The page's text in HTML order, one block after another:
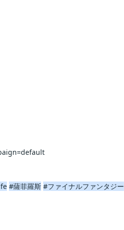
#薩菲羅斯 #ファイナルファンタジー